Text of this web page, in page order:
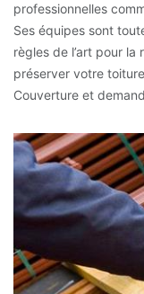
professionnelles
Ses équipes sont
règles de l’art pour
préserver votre
Couverture et